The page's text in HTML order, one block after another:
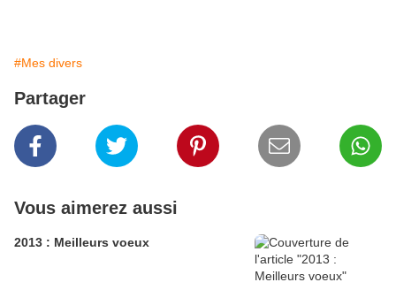
#Mes divers
Partager
Vous aimerez aussi
2013 : Meilleurs voeux